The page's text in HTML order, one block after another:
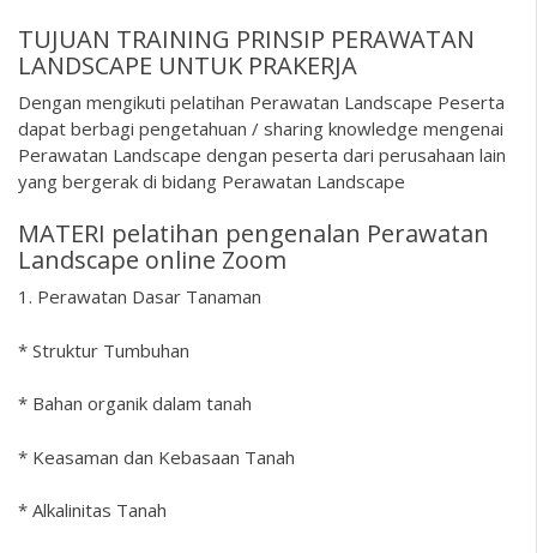
TUJUAN TRAINING PRINSIP PERAWATAN
LANDSCAPE UNTUK PRAKERJA
Dengan mengikuti pelatihan Perawatan Landscape Peserta
dapat berbagi pengetahuan / sharing knowledge mengenai
Perawatan Landscape dengan peserta dari perusahaan lain
yang bergerak di bidang Perawatan Landscape
MATERI pelatihan pengenalan Perawatan
Landscape online Zoom
1. Perawatan Dasar Tanaman
* Struktur Tumbuhan
* Bahan organik dalam tanah
* Keasaman dan Kebasaan Tanah
* Alkalinitas Tanah